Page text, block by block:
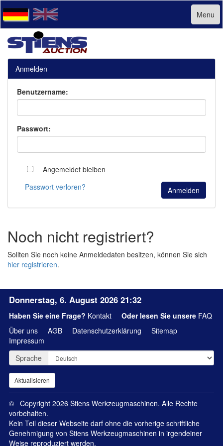
Menu
Anmelden
Benutzername:
Passwort:
Angemeldet bleiben
Passwort verloren?
Noch nicht registriert?
Sollten Sie noch keine Anmeldedaten besitzen, können Sie sich
hier registrieren.
Donnerstag, 6. August 2026 21:32
Haben Sie eine Frage? Kontakt Oder lesen Sie unsere FAQ
Über uns
AGB Datenschutzerklärung
Sitemap
Impressum
Sprache
© Copyright 2026 Stiens Werkzeugmaschinen. Alle Rechte
vorbehalten.
Kein Teil dieser Webseite darf ohne die vorherige schriftliche
Genehmigung von Stiens Werkzeugmaschinen in irgendeiner
Weise reproduziert werden.